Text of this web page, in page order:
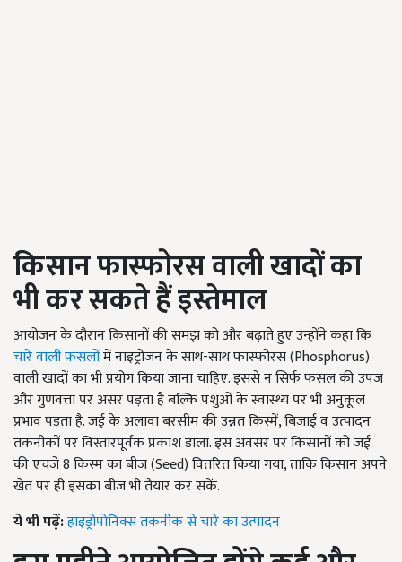
किसान फास्फोरस वाली खादों का
भी कर सकते हैं इस्तेमाल
आयोजन के दौरान किसानों की समझ को और बढ़ाते हुए उन्होंने कहा कि
चारे वाली फसलोंमें नाइट्रोजन के साथ-साथ फास्फोरस (Phosphorus)
वाली खादों का भी प्रयोग किया जाना चाहिए. इससे न सिर्फ फसल की उपज
और गुणवत्ता पर असर पड़ता है बल्कि पशुओं के स्वास्थ्य पर भी अनुकूल
प्रभाव पड़ता है. जई के अलावा बरसीम की उन्नत किस्में, बिजाई व उत्पादन
तकनीकों पर विस्तारपूर्वक प्रकाश डाला. इस अवसर पर किसानों को जई
की एचजे 8 किस्म का बीज (Seed) वितरित किया गया, ताकि किसान अपने
खेत पर ही इसका बीज भी तैयार कर सकें.
ये भी पढ़ें:हाइड्रोपोनिक्स तकनीक से चारे का उत्पादन